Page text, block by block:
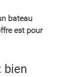
bateau
est pour
bien